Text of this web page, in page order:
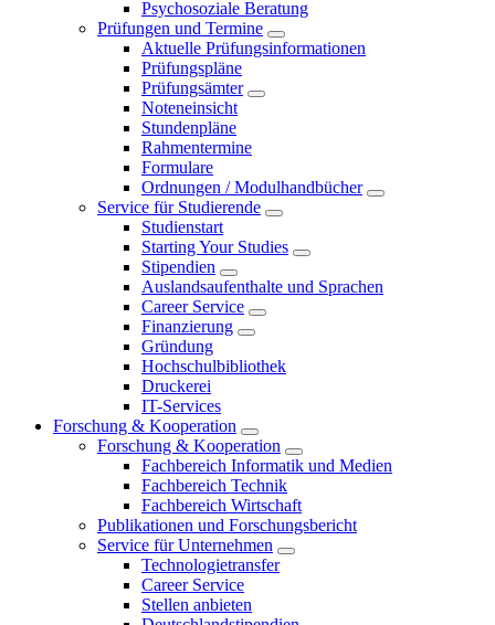
Psychosoziale Beratung
Prüfungen und Termine
Aktuelle Prüfungsinformationen
Prüfungspläne
Prüfungsämter
Noteneinsicht
Stundenpläne
Rahmentermine
Formulare
Ordnungen / Modulhandbücher
Service für Studierende
Studienstart
Starting Your Studies
Stipendien
Auslandsaufenthalte und Sprachen
Career Service
Finanzierung
Gründung
Hochschulbibliothek
Druckerei
IT-Services
Forschung & Kooperation
Forschung & Kooperation
Fachbereich Informatik und Medien
Fachbereich Technik
Fachbereich Wirtschaft
Publikationen und Forschungsbericht
Service für Unternehmen
Technologietransfer
Career Service
Stellen anbieten